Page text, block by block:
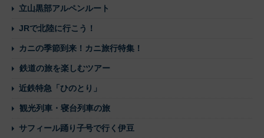
立山黒部アルペンルート
JRで北陸に行こう！
カニの季節到来！カニ旅行特集！
鉄道の旅を楽しむツアー
近鉄特急「ひのとり」
観光列車・寝台列車の旅
サフィール踊り子号で行く伊豆